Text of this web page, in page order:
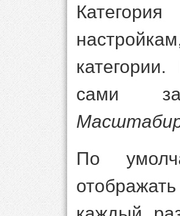
Категория
сами
По